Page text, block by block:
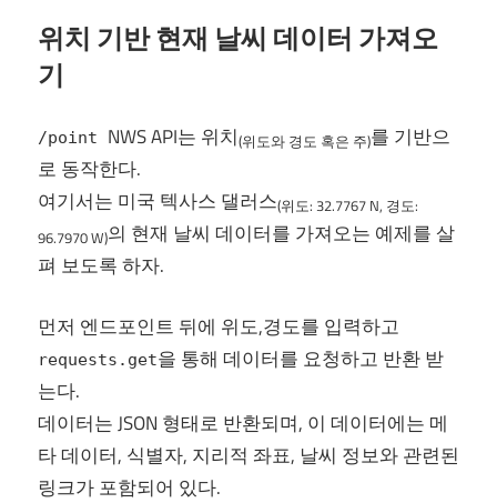
위치 기반 현재 날씨 데이터 가져오
기
/point NWS API는 위치(위도와 경도 혹은 주)를 기반으
로 동작한다.
여기서는 미국 텍사스 댈러스(위도: 32.7767 N, 경도:
96.7970 W)의 현재 날씨 데이터를 가져오는 예제를 살
펴 보도록 하자.
먼저 엔드포인트 뒤에 위도,경도를 입력하고
requests.get을 통해 데이터를 요청하고 반환 받
는다.
데이터는 JSON 형태로 반환되며, 이 데이터에는 메
타 데이터, 식별자, 지리적 좌표, 날씨 정보와 관련된
링크가 포함되어 있다.